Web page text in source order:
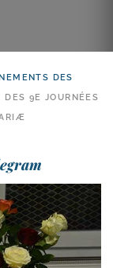
DES
DES 9E JOURNÉES